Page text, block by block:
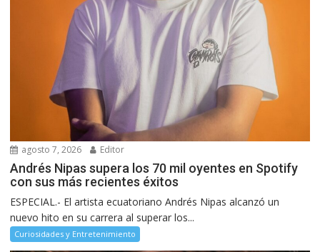
agosto 7, 2026 Editor
Andrés Nipas supera los 70 mil oyentes en Spotify
con sus más recientes éxitos
ESPECIAL.- El artista ecuatoriano Andrés Nipas alcanzó un
nuevo hito en su carrera al superar los...
Curiosidades y Entretenimiento